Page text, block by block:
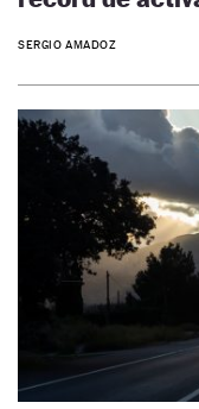
SERGIO AMADOZ